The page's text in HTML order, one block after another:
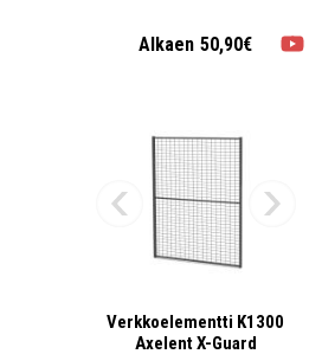
Alkaen 50,90€
Verkkoelementti K1300
Axelent X-Guard